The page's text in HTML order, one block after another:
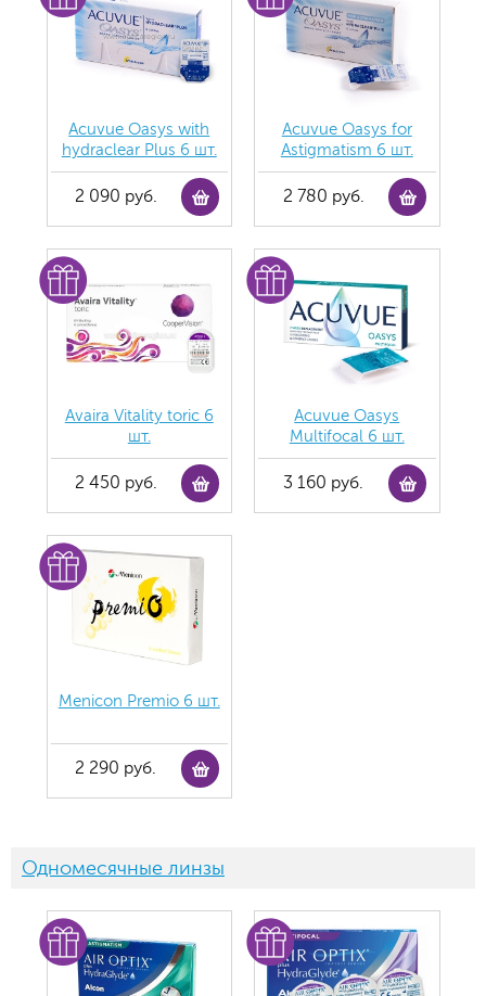
Acuvue Oasys with
hydraclear Plus 6 шт.
2 090 руб.
Acuvue Oasys for
Astigmatism 6 шт.
2 780 руб.
Avaira Vitality toric 6
шт.
2 450 руб.
Acuvue Oasys
Multifocal 6 шт.
3 160 руб.
Menicon Premio 6 шт.
2 290 руб.
Одномесячные линзы